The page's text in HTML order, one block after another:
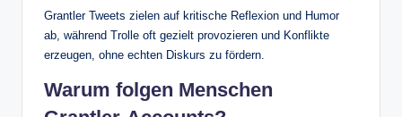
Grantler Tweets zielen auf kritische Reflexion und Humor
ab, während Trolle oft gezielt provozieren und Konflikte
erzeugen, ohne echten Diskurs zu fördern.
Warum folgen Menschen